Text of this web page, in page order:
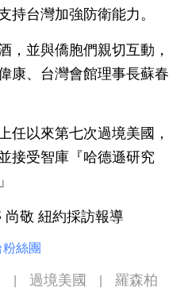
持台灣加強防衛能力。
，並與僑胞們親切互動，
康、台灣會館理事長蘇春
任以來第七次過境美國，
接受智庫『哈德遜研究
尚敬 紐約採訪報導
絲團
過境美國
羅森柏